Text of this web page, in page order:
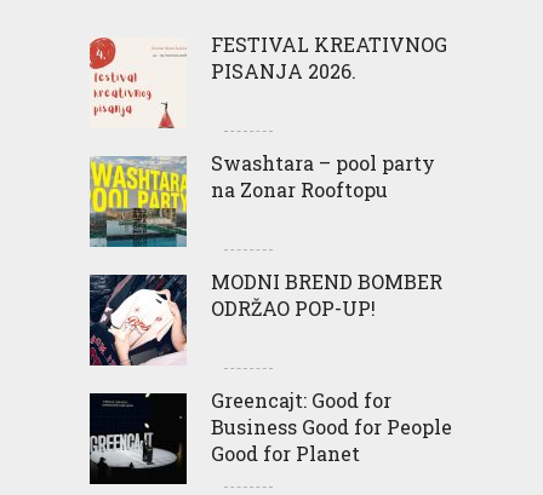
FESTIVAL KREATIVNOG
PISANJA 2026.
Swashtara – pool party
na Zonar Rooftopu
MODNI BREND BOMBER
ODRŽAO POP-UP!
Greencajt: Good for
Business Good for People
Good for Planet